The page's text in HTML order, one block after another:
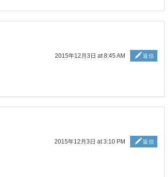
2015年12月3日 at 8:45 AM 返信
2015年12月3日 at 3:10 PM 返信